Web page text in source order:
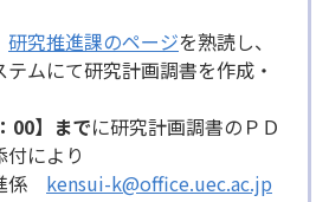
研究推進課のページを熟読し、
ムにて研究計画調書を作成・
00】までに研究計画調書のＰＤ
付により
係 kensui-k@office.uec.ac.jp